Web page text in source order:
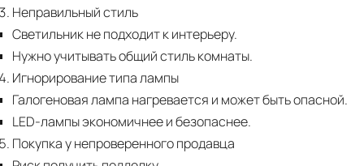
Неправильный стиль
Светильник не подходит к интерьеру.
Нужно учитывать общий стиль комнаты.
Игнорирование типа лампы
Галогеновая лампа нагревается и может быть опасной.
LED-лампы экономичнее и безопаснее.
Покупка у непроверенного продавца